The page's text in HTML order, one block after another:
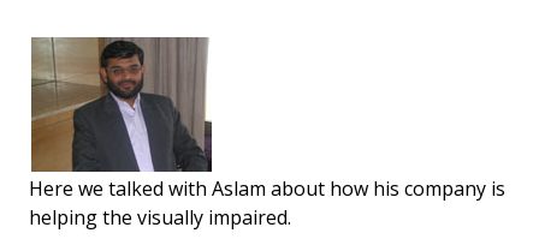
Here we talked with Aslam about how his company is
helping the visually impaired.